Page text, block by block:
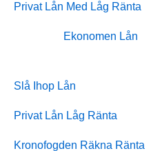
Privat Lån Med Låg Ränta
Ekonomen Lån
Slå Ihop Lån
Privat Lån Låg Ränta
Kronofogden Räkna Ränta